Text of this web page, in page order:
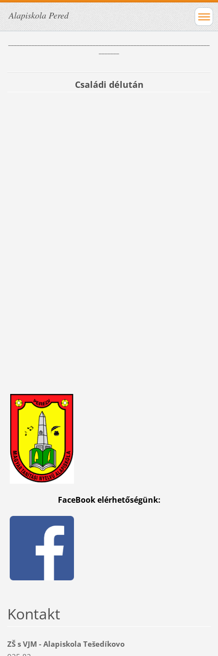
Alapiskola Pered
Családi délután
FaceBook elérhetőségünk:
Kontakt
ZŠ s VJM - Alapiskola Tešedíkovo